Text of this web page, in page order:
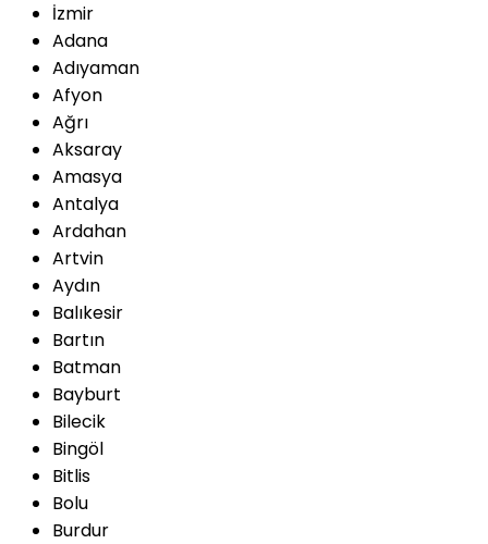
İzmir
Adana
Adıyaman
Afyon
Ağrı
Aksaray
Amasya
Antalya
Ardahan
Artvin
Aydın
Balıkesir
Bartın
Batman
Bayburt
Bilecik
Bingöl
Bitlis
Bolu
Burdur